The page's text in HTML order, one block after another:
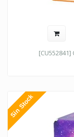
Sin Stock